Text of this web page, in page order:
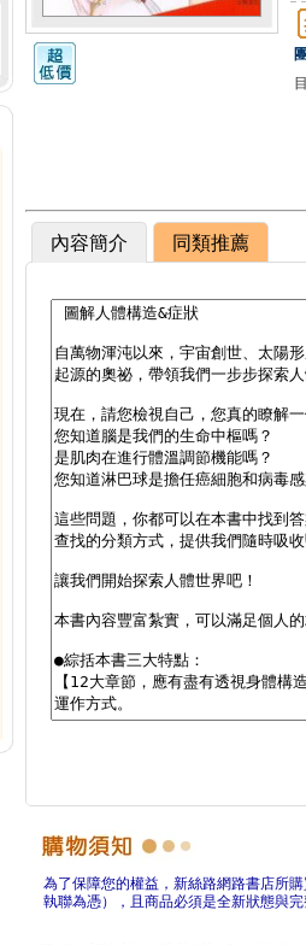
內容簡介 同類推薦
為了保障您的權益，新絲路網路書店所
執聯為憑），且商品必須是全新狀態與